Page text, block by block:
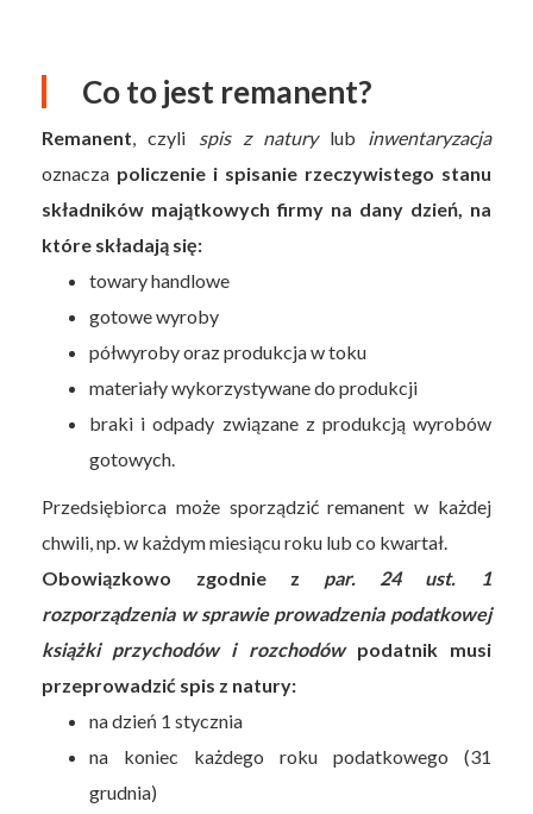
Co to jest remanent?
Remanent , czyli spis z naturylub
inwentaryzacja
oznacza policzenie i spisanie rzeczywistego stanu
składników majątkowych firmy na dany dzień, na
które składają się:
towary handlowe
gotowe wyroby
półwyroby oraz produkcja w toku
materiały wykorzystywane do produkcji
braki i odpady związane z produkcją wyrobów
gotowych.
Przedsiębiorca może sporządzić remanent w każdej
chwili, np. w każdym miesiącu roku lub co kwartał.
Obowiązkowo zgodnie z par. 24 ust. 1
rozporządzenia w sprawie prowadzenia podatkowej
książki przychodów i rozchodówpodatnik musi
przeprowadzić spis z natury:
na dzień 1 stycznia
na koniec każdego roku podatkowego (31
grudnia)